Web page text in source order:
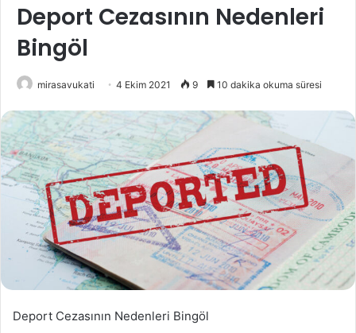
Deport Cezasının Nedenleri
Bingöl
mirasavukati 4 Ekim 2021 9 10 dakika okuma süresi
Deport Cezasının Nedenleri Bingöl